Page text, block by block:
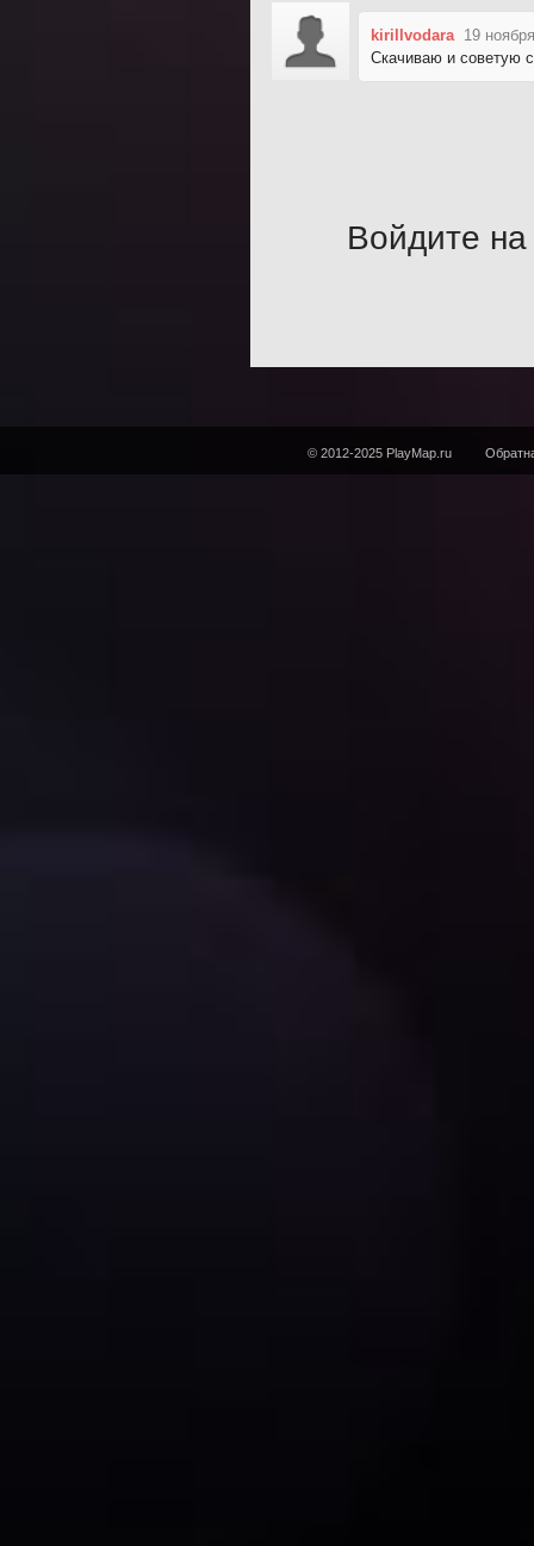
kirillvodara 19
Скачиваю и советую
Войдите на
© 2012-2025 PlayMap.ru